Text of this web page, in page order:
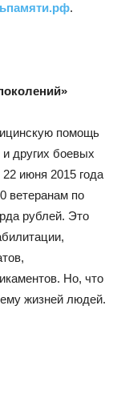
.
помощь
других боевых
июня 2015 года
ветеранам по
рублей. Это
Но, что
жизней людей.